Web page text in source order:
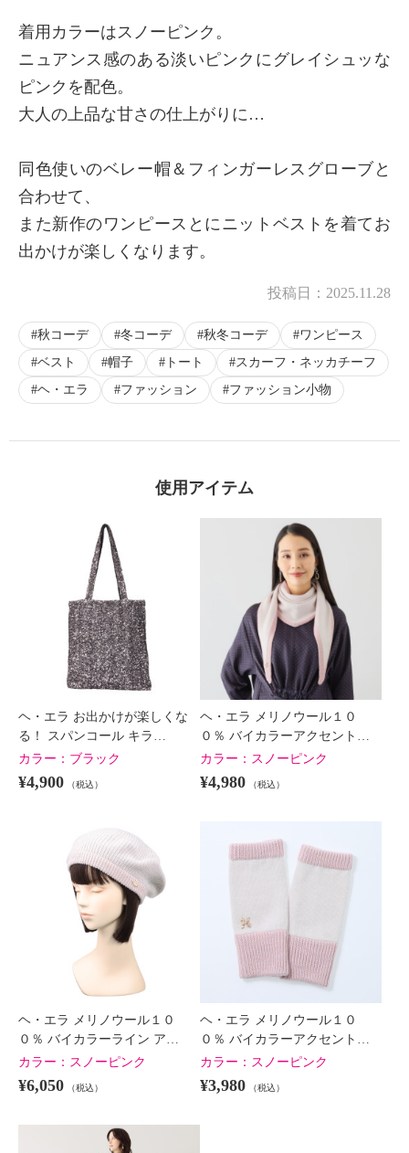
着用カラーはスノーピンク。
ニュアンス感のある淡いピンクにグレイシュッな
ピンクを配色。
大人の上品な甘さの仕上がりに…
同色使いのベレー帽＆フィンガーレスグローブと
合わせて、
また新作のワンピースとにニットベストを着てお
出かけが楽しくなります。
投稿日： 2025.11.28
秋コーデ 冬コーデ 秋冬コーデ
ワンピース
ベスト
帽子 トート
スカーフ・ネッカチーフ
ヘ・エラ
ファッション ファッション小物
使用アイテム
ヘ・エラ お出かけが楽しくな
る！ スパンコール キラ…
カラー： ブラック
¥4,900 （税込）
ヘ・エラ メリノウール１０
０％ バイカラーアクセント…
カラー： スノーピンク
¥4,980 （税込）
ヘ・エラ メリノウール１０
０％ バイカラーライン ア…
カラー： スノーピンク
¥6,050 （税込）
ヘ・エラ メリノウール１０
０％ バイカラーアクセント…
カラー： スノーピンク
¥3,980 （税込）